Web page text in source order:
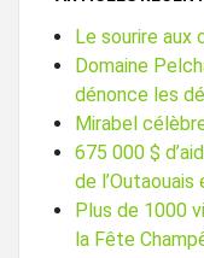
Le sourire aux
Domaine
dénonce les
Mirabel
675 000 $
de
Plus de 1000
la Fête